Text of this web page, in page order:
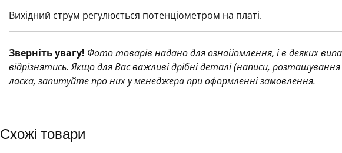
Вихідний струм регулюється потенціометром на платі.
Зверніть увагу! Фото товарів надано для ознайомлення, і в деяких
відрізнятись. Якщо для Вас важливі дрібні деталі (написи,
ласка, запитуйте про них у менеджера при оформленні замовлення.
Схожі товари